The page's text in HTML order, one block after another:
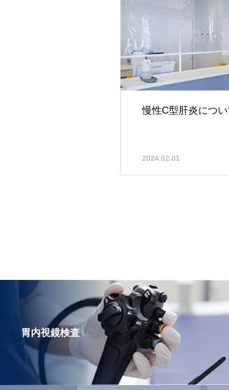
慢性C型肝炎につい
2024.02.01
胃内視鏡検査